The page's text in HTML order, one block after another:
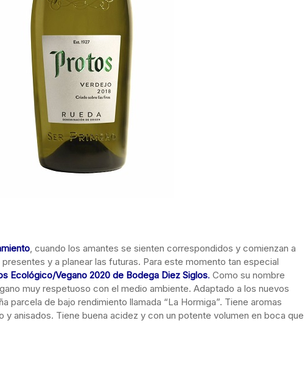
, cuando los amantes se sienten correspondidos y comienzan a
y a planear las futuras. Para este momento tan especial
Ecológico/Vegano 2020 de Bodega Diez Siglos. Como su nombre
muy respetuoso con el medio ambiente. Adaptado a los nuevos
parcela de bajo rendimiento llamada “La Hormiga”. Tiene aromas
y anisados. Tiene buena acidez y con un potente volumen en boca que